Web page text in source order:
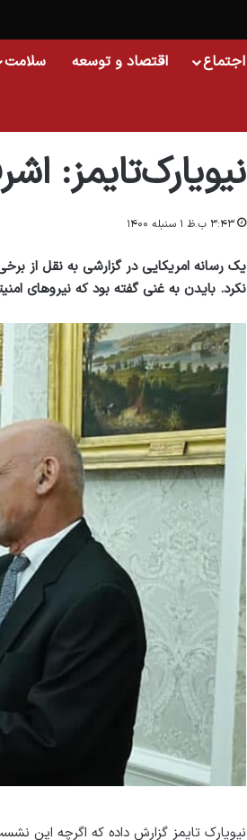
اجتماع اقتصاد و توسعه سلامت
نیویارک‌تایمز:
۳:۴۳ ب.ظ ۱ سنبله ۱۴۰۰
یک رسانه امریکایی در گزارشی به نقل از
نکرد. بایدن به غنی گفته بود که نیروهای
نیویارک تایمز گزارش داده که اگرچه این